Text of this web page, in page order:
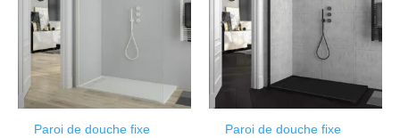
Paroi de douche fixe
Paroi de douche fixe